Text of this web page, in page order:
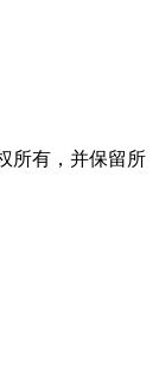
所有，并保留所